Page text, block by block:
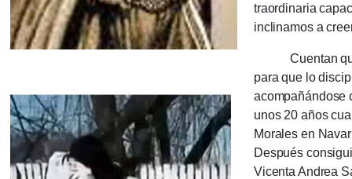
traor­dina­ria
incli­namos a
Cuen­tan que
para que lo
acompañándose
unos 20 años
Morales en
Después
Vicenta Andrea